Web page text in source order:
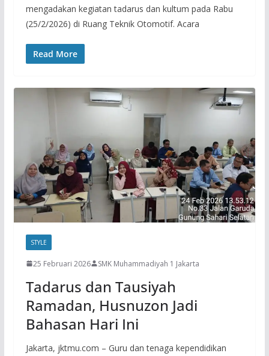
mengadakan kegiatan tadarus dan kultum pada Rabu
(25/2/2026) di Ruang Teknik Otomotif. Acara
Read More
STYLE
25 Februari 2026 SMK Muhammadiyah 1 Jakarta
Tadarus dan Tausiyah
Ramadan, Husnuzon Jadi
Bahasan Hari Ini
Jakarta, jktmu.com – Guru dan tenaga kependidikan